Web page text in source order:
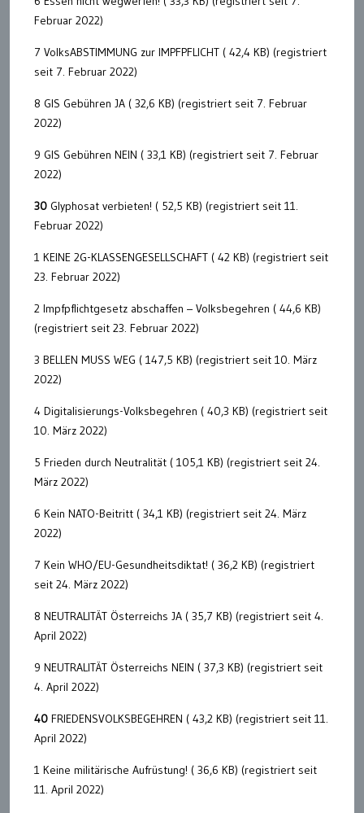
Februar 2022)
7 VolksABSTIMMUNG zur IMPFPFLICHT ( 42,4 KB) (registriert
seit 7. Februar 2022)
8 GIS Gebühren JA ( 32,6 KB) (registriert seit 7. Februar
2022)
9 GIS Gebühren NEIN ( 33,1 KB) (registriert seit 7. Februar
2022)
30 Glyphosat verbieten! ( 52,5 KB) (registriert seit 11.
Februar 2022)
1 KEINE 2G-KLASSENGESELLSCHAFT ( 42 KB) (registriert seit
23. Februar 2022)
2 Impfpflichtgesetz abschaffen – Volksbegehren ( 44,6 KB)
(registriert seit 23. Februar 2022)
3 BELLEN MUSS WEG ( 147,5 KB) (registriert seit 10. März
2022)
4 Digitalisierungs-Volksbegehren ( 40,3 KB) (registriert seit
10. März 2022)
5 Frieden durch Neutralität ( 105,1 KB) (registriert seit 24.
März 2022)
6 Kein NATO-Beitritt ( 34,1 KB) (registriert seit 24. März
2022)
7 Kein WHO/EU-Gesundheitsdiktat! ( 36,2 KB) (registriert
seit 24. März 2022)
8 NEUTRALITÄT Österreichs JA ( 35,7 KB) (registriert seit 4.
April 2022)
9 NEUTRALITÄT Österreichs NEIN ( 37,3 KB) (registriert seit
4. April 2022)
40 FRIEDENSVOLKSBEGEHREN ( 43,2 KB) (registriert seit 11.
April 2022)
1 Keine militärische Aufrüstung! ( 36,6 KB) (registriert seit
11. April 2022)